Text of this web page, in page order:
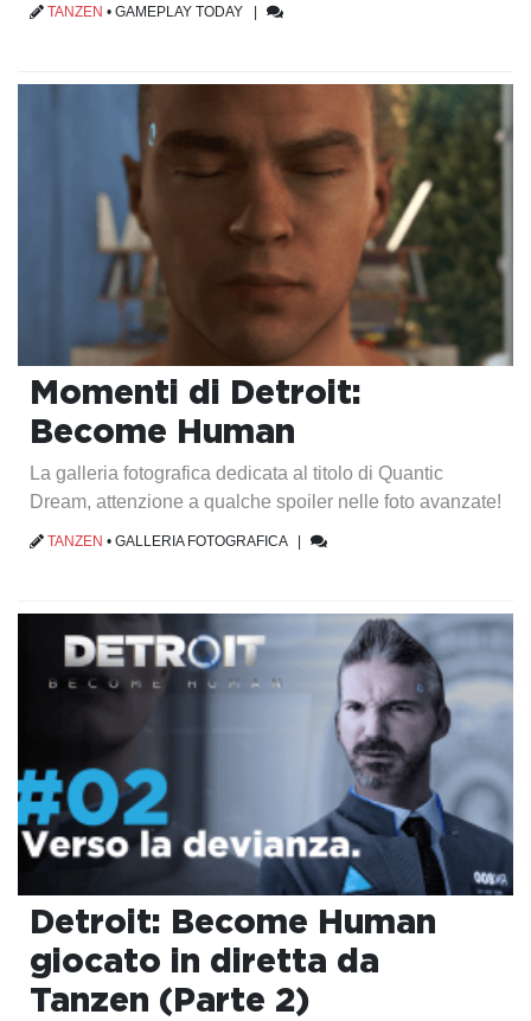
TANZEN • GAMEPLAY TODAY
Momenti di Detroit:
Become Human
La galleria fotografica dedicata al titolo di Quantic
Dream, attenzione a qualche spoiler nelle foto avanzate!
TANZEN • GALLERIA FOTOGRAFICA|
Detroit: Become Human
giocato in diretta da
Tanzen (Parte 2)